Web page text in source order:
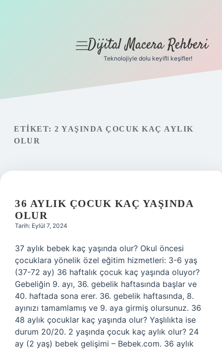
Gizlilik Politikası
Hakkımızda
menüyü
Dijital Macera Rehberi
Teknolojiyle dolu keyifli keşifler!
ETIKET: 2 YAŞINDA ÇOCUK KAÇ AYLIK
OLUR
36 AYLIK ÇOCUK KAÇ YAŞINDA
OLUR
Tarih: Eylül 7, 2024
37 aylık bebek kaç yaşında olur? Okul öncesi
çocuklara yönelik özel eğitim hizmetleri: 3-6 yaş
(37-72 ay) 36 haftalık çocuk kaç yaşında oluyor?
Gebeliğin 9. ayı, 36. gebelik haftasında başlar ve
40. haftada sona erer. 36. gebelik haftasında, 8.
ayınızı tamamlamış ve 9. aya girmiş olursunuz. 36
48 aylık çocuklar kaç yaşında olur? Yaşlılıkta ise
durum 20/20. 2 yaşında çocuk kaç aylık olur? 24
ay (2 yaş) bebek gelişimi – Bebek.com. 36 aylık